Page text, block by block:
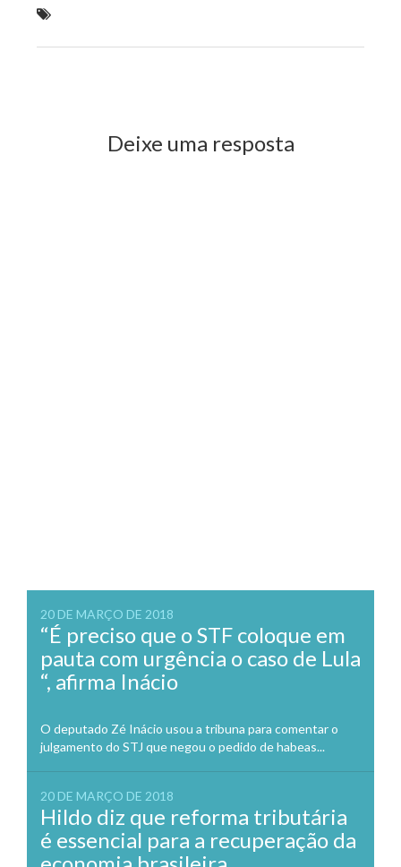
Deixe uma resposta
20 DE MARÇO DE 2018
“É preciso que o STF coloque em
pauta com urgência o caso de Lula
“, afirma Inácio
O deputado Zé Inácio usou a tribuna para comentar o
julgamento do STJ que negou o pedido de habeas...
20 DE MARÇO DE 2018
Hildo diz que reforma tributária
é essencial para a recuperação da